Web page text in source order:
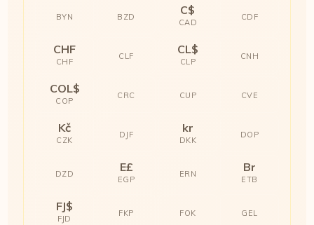
BYN BZD C$
CAD
CDF
CHF
CHF
CLF CL$
CLP
CNH
COL$
COP
CRC CUP CVE
Kč
CZK
DJF kr
DKK
DOP
DZD E£
EGP
ERN Br
ETB
FJ$
FJD
FKP FOK GEL